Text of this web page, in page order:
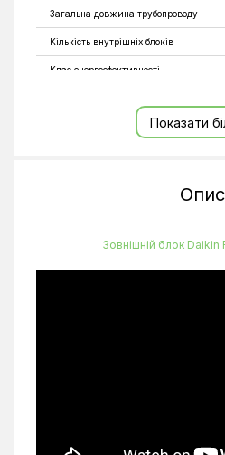
Загальна довжина трубопроводу
Кількість внутрішніх блоків
Клас енергоефективності
Показати
Опис
Зовнішній блок Daikin